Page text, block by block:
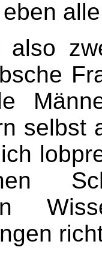
also
selbst